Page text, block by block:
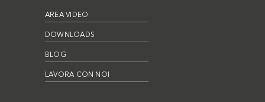
AREA VIDEO
DOWNLOADS
BLOG
LAVORA CON NOI